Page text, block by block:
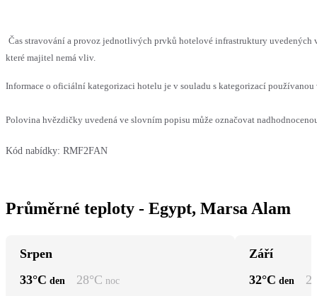
Čas stravování a provoz jednotlivých prvků hotelové infrastruktury uvedených
které majitel nemá vliv.
Informace o oficiální kategorizaci hotelu je v souladu s kategorizací
Polovina hvězdičky uvedená ve slovním popisu může označovat
Kód nabídky: RMF2FAN
Průměrné teploty - Egypt, Marsa Alam
Srpen
33°C den 28°C noc
Září
32°C den